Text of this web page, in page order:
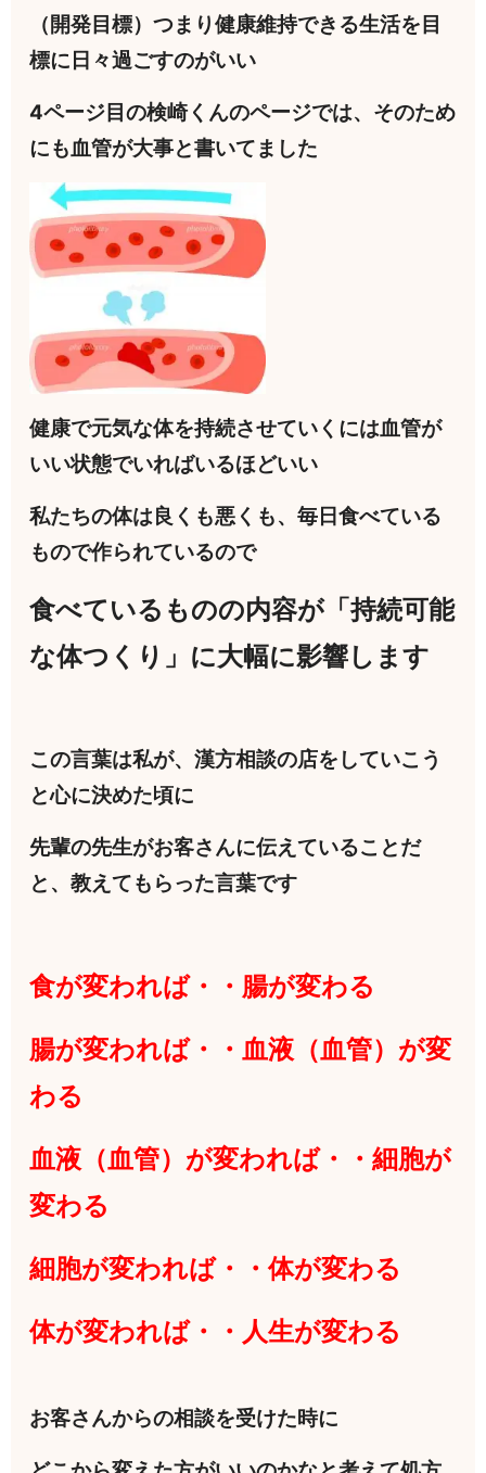
（開発目標）つまり健康維持できる生活を目
標に日々過ごすのがいい
4ページ目の検崎くんのページでは、そのため
にも血管が大事と書いてました
健康で元気な体を持続させていくには血管が
いい状態でいればいるほどいい
私たちの体は良くも悪くも、毎日食べている
もので作られているので
食べているものの内容が「持続可能
な体つくり」に大幅に影響します
この言葉は私が、漢方相談の店をしていこう
と心に決めた頃に
先輩の先生がお客さんに伝えていることだ
と、教えてもらった言葉です
食が変われば・・腸が変わる
腸が変われば・・血液（血管）が変
わる
血液（血管）が変われば・・細胞が
変わる
細胞が変われば・・体が変わる
体が変われば・・人生が変わる
お客さんからの相談を受けた時に